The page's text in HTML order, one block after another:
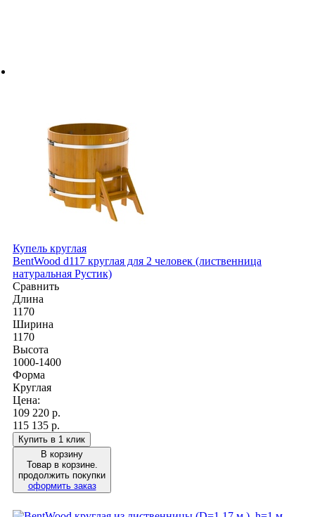
Купель круглая
BentWood d117 круглая для 2 человек (лиственница
натуральная Рустик)
Сравнить
Длина
1170
Ширина
1170
Высота
1000-1400
Форма
Круглая
Цена:
109 220 р.
115 135 р.
Купить в 1 клик
В корзину
Товар в корзине.
продолжить покупки
оформить заказ